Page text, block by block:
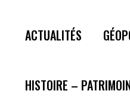
ACTUALITÉS
HISTOIRE –